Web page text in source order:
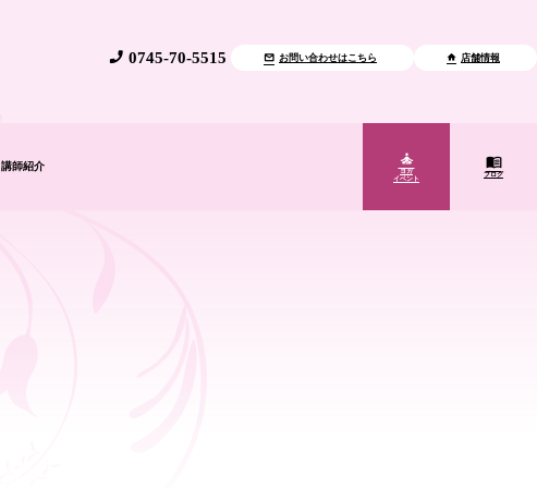
0745-70-5515 お問い合わせはこちら 店舗情報
講師紹介
ヨガ
イベント
ブログ